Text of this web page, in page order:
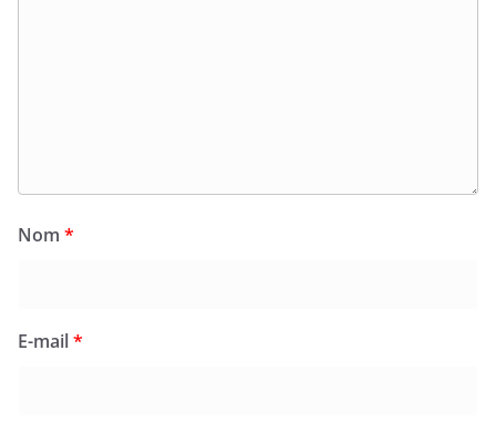
Nom *
E-mail*